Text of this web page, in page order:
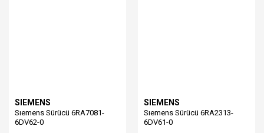
SIEMENS
Sıemens Sürücü 6RA7081-
6DV62-0
SIEMENS
Sıemens Sürücü 6RA2313-
6DV61-0